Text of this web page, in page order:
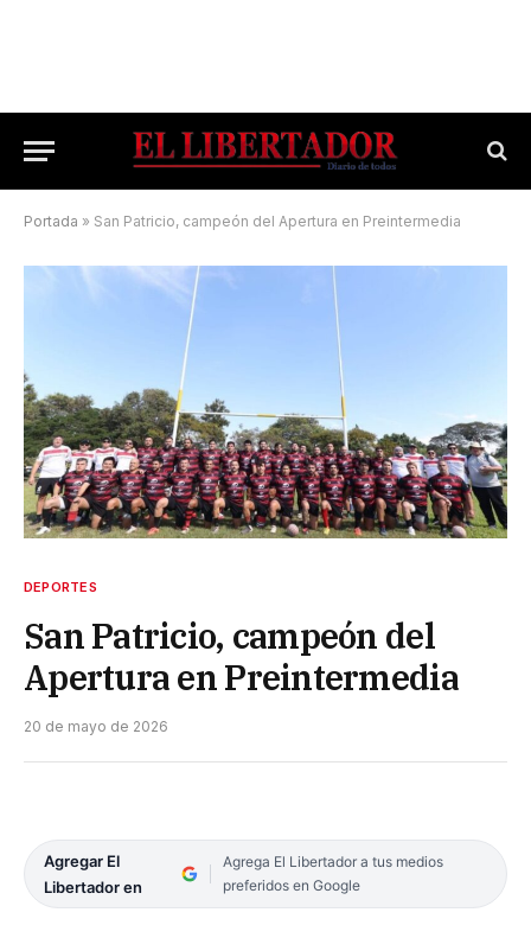
Portada » San Patricio, campeón del Apertura en Preintermedia
DEPORTES
San Patricio, campeón del
Apertura en Preintermedia
20 de mayo de 2026
Agregar El
Libertador en
Agrega El Libertador a tus medios
preferidos en Google